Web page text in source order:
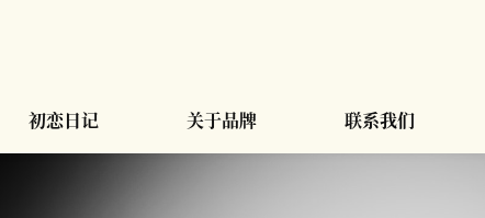
初恋日记 关于品牌 联系我们